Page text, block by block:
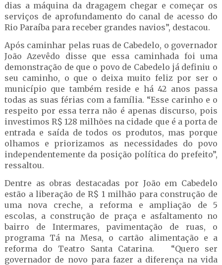
dias a máquina da dragagem chegar e começar os
serviços de aprofundamento do canal de acesso do
Rio Paraíba para receber grandes navios”, destacou.
Após caminhar pelas ruas de Cabedelo, o governador
João Azevêdo disse que essa caminhada foi uma
demonstração de que o povo de Cabedelo já definiu o
seu caminho, o que o deixa muito feliz por ser o
município que também reside e há 42 anos passa
todas as suas férias com a família. “Esse carinho e o
respeito por essa terra não é apenas discurso, pois
investimos R$ 128 milhões na cidade que é a porta de
entrada e saída de todos os produtos, mas porque
olhamos e priorizamos as necessidades do povo
independentemente da posição política do prefeito”,
ressaltou.
Dentre as obras destacadas por João em Cabedelo
estão a liberação de R$ 1 milhão para construção de
uma nova creche, a reforma e ampliação de 5
escolas, a construção de praça e asfaltamento no
bairro de Intermares, pavimentação de ruas, o
programa Tá na Mesa, o cartão alimentação e a
reforma do Teatro Santa Catarina. “Quero ser
governador de novo para fazer a diferença na vida